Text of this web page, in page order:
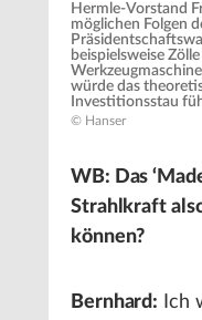
Hermle-Vorstand
möglichen Folgen
beispielsweise
würde das
Investitionsstau
© Hanser
WB: Das
Strahlkraft
können?
Bernhard: Ich